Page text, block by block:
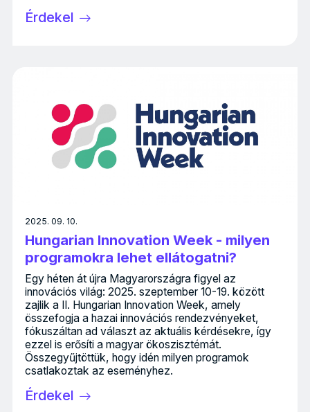
Érdekel
2025. 09. 10.
Hungarian Innovation Week - milyen
programokra lehet ellátogatni?
Egy héten át újra Magyarországra figyel az
innovációs világ: 2025. szeptember 10-19. között
zajlik a II. Hungarian Innovation Week, amely
összefogja a hazai innovációs rendezvényeket,
fókuszáltan ad választ az aktuális kérdésekre, így
ezzel is erősíti a magyar ökoszisztémát.
Összegyűjtöttük, hogy idén milyen programok
csatlakoztak az eseményhez.
Érdekel